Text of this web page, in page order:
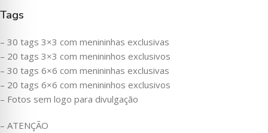
Tags
– 30 tags 3×3 com menininhas exclusivas
– 20 tags 3×3 com menininhos exclusivos
– 30 tags 6×6 com menininhas exclusivas
– 20 tags 6×6 com menininhos exclusivos
– Fotos sem logo para divulgação
– ATENÇÃO